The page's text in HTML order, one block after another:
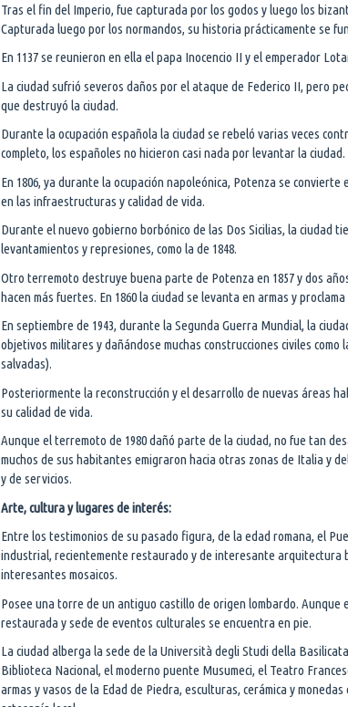
Tras el fin del Imperio, fue capturada por los godos y luego los
Capturada luego por los normandos, su historia prácticamente se
En 1137 se reunieron en ella el papa Inocencio II y el emperador
La ciudad sufrió severos daños por el ataque de Federico II, pero
que destruyó la ciudad.
Durante la ocupación española la ciudad se rebeló varias veces
completo, los españoles no hicieron casi nada por levantar la ciudad.
En 1806, ya durante la ocupación napoleónica, Potenza se
en las infraestructuras y calidad de vida.
Durante el nuevo gobierno borbónico de las Dos Sicilias, la ciudad
levantamientos y represiones, como la de 1848.
Otro terremoto destruye buena parte de Potenza en 1857 y dos
hacen más fuertes. En 1860 la ciudad se levanta en armas y
En septiembre de 1943, durante la Segunda Guerra Mundial, la
objetivos militares y dañándose muchas construcciones civiles
salvadas).
Posteriormente la reconstrucción y el desarrollo de nuevas áreas
su calidad de vida.
Aunque el terremoto de 1980 dañó parte de la ciudad, no fue tan
muchos de sus habitantes emigraron hacia otras zonas de Italia y
y de servicios.
Arte, cultura y lugares de interés:
Entre los testimonios de su pasado figura, de la edad romana, el
industrial, recientemente restaurado y de interesante arquitectura
interesantes mosaicos.
Posee una torre de un antiguo castillo de origen lombardo. Aunque
restaurada y sede de eventos culturales se encuentra en pie.
La ciudad alberga la sede de la Università degli Studi della
Biblioteca Nacional, el moderno puente Musumeci, el Teatro
armas y vasos de la Edad de Piedra, esculturas, cerámica y